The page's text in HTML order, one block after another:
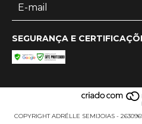
SEGURANÇA E
COPYRIGHT ADRÉLLE SEMIJOIAS -